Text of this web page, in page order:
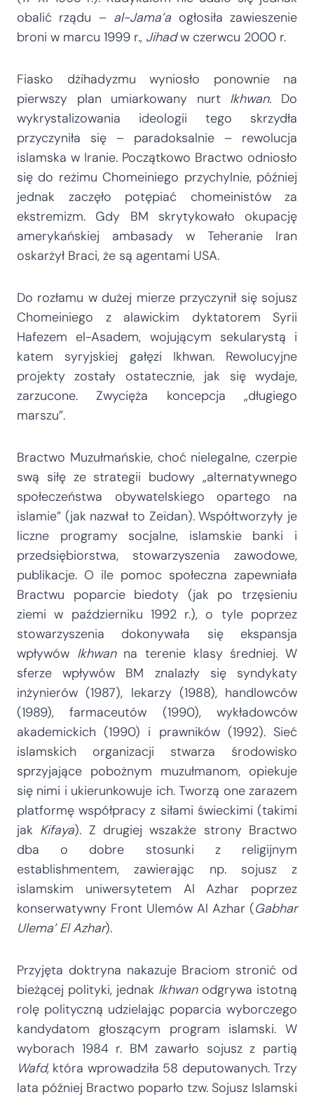
obalić rządu – al-Jama’a ogłosiła zawieszenie
broni w marcu 1999 r., Jihadw czerwcu 2000 r.
Fiasko dżihadyzmu wyniosło ponownie na
pierwszy plan umiarkowany nurt Ikhwan. Do
wykrystalizowania ideologii tego skrzydła
przyczyniła się – paradoksalnie – rewolucja
islamska w Iranie. Początkowo Bractwo odniosło
się do reżimu Chomeiniego przychylnie, później
jednak zaczęło potępiać chomeinistów za
ekstremizm. Gdy BM skrytykowało okupację
amerykańskiej ambasady w Teheranie Iran
oskarżył Braci, że są agentami USA.
Do rozłamu w dużej mierze przyczynił się sojusz
Chomeiniego z alawickim dyktatorem Syrii
Hafezem el-Asadem, wojującym sekularystą i
katem syryjskiej gałęzi Ikhwan. Rewolucyjne
projekty zostały ostatecznie, jak się wydaje,
zarzucone. Zwycięża koncepcja „długiego
marszu”.
Bractwo Muzułmańskie, choć nielegalne, czerpie
swą siłę ze strategii budowy „alternatywnego
społeczeństwa obywatelskiego opartego na
islamie” (jak nazwał to Zeidan). Współtworzyły je
liczne programy socjalne, islamskie banki i
przedsiębiorstwa, stowarzyszenia zawodowe,
publikacje. O ile pomoc społeczna zapewniała
Bractwu poparcie biedoty (jak po trzęsieniu
ziemi w październiku 1992 r.), o tyle poprzez
stowarzyszenia dokonywała się ekspansja
wpływów Ikhwanna terenie klasy średniej. W
sferze wpływów BM znalazły się syndykaty
inżynierów (1987), lekarzy (1988), handlowców
(1989), farmaceutów (1990), wykładowców
akademickich (1990) i prawników (1992). Sieć
islamskich organizacji stwarza środowisko
sprzyjające pobożnym muzułmanom, opiekuje
się nimi i ukierunkowuje ich. Tworzą one zarazem
platformę współpracy z siłami świeckimi (takimi
jak Kifaya). Z drugiej wszakże strony Bractwo
dba o dobre stosunki z religijnym
establishmentem, zawierając np. sojusz z
islamskim uniwersytetem Al Azhar poprzez
konserwatywny Front Ulemów Al Azhar (Gabhar
Ulema’ El Azhar).
Przyjęta doktryna nakazuje Braciom stronić od
bieżącej polityki, jednak Ikhwanodgrywa istotną
rolę polityczną udzielając poparcia wyborczego
kandydatom głoszącym program islamski. W
wyborach 1984 r. BM zawarło sojusz z partią
Wafd, która wprowadziła 58 deputowanych. Trzy
lata później Bractwo poparło tzw. Sojusz Islamski